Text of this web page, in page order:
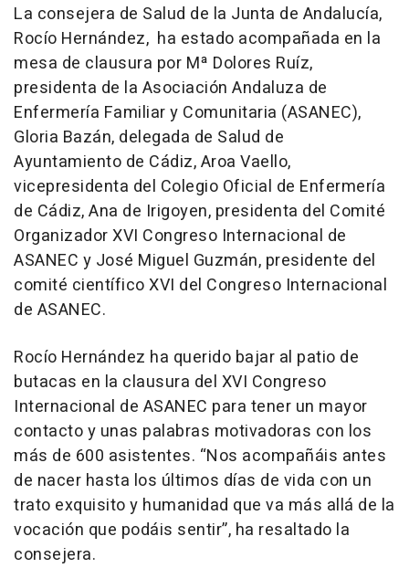
La consejera de Salud de la Junta de Andalucía,
Rocío Hernández, ha estado acompañada en la
mesa de clausura por Mª Dolores Ruíz,
presidenta de la Asociación Andaluza de
Enfermería Familiar y Comunitaria (ASANEC),
Gloria Bazán, delegada de Salud de
Ayuntamiento de Cádiz, Aroa Vaello,
vicepresidenta del Colegio Oficial de Enfermería
de Cádiz, Ana de Irigoyen, presidenta del Comité
Organizador XVI Congreso Internacional de
ASANEC y José Miguel Guzmán, presidente del
comité científico XVI del Congreso Internacional
de ASANEC.
Rocío Hernández ha querido bajar al patio de
butacas en la clausura del XVI Congreso
Internacional de ASANEC para tener un mayor
contacto y unas palabras motivadoras con los
más de 600 asistentes. “Nos acompañáis antes
de nacer hasta los últimos días de vida con un
trato exquisito y humanidad que va más allá de la
vocación que podáis sentir”, ha resaltado la
consejera.